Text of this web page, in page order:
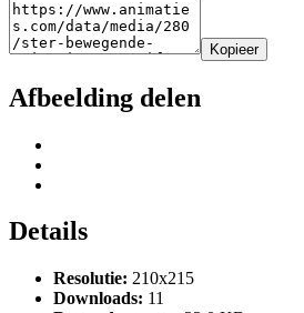
Kopieer
Afbeelding delen
Details
Resolutie: 210x215
Downloads: 11